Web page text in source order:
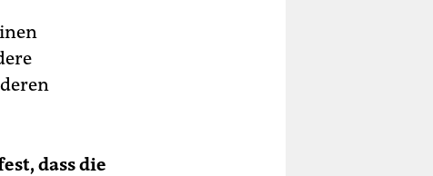
dass die